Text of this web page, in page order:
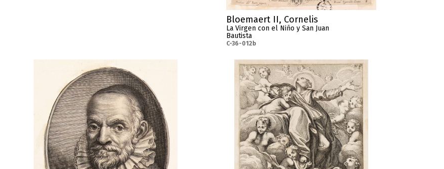
Bloemaert II, Cornelis
La Virgen con el Niño y San Juan
Bautista
C-36-012b